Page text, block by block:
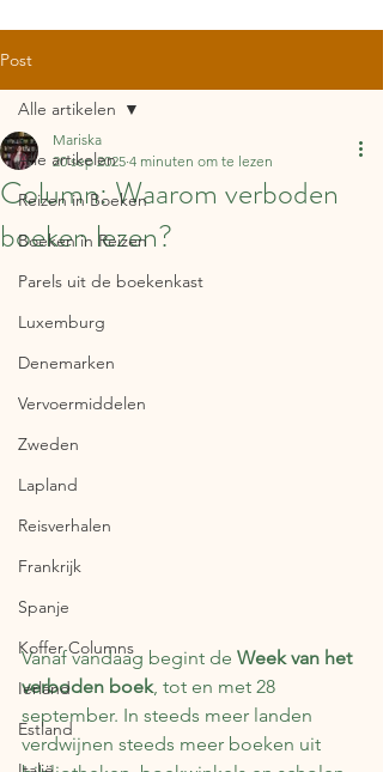
Post
Alle artikelen
Reizen in Boeken
Boeken in Reizen
Parels uit de boekenkast
Luxemburg
Denemarken
Vervoermiddelen
Zweden
Lapland
Reisverhalen
Frankrijk
Spanje
Koffer Columns
Ierland
Estland
Alle artikelen
Column: Waarom verboden
boeken lezen?
Mariska
20 sep 2025 4 minuten om te lezen
Vanaf vandaag begint de Week van het
verboden boek, tot en met 28
september. In steeds meer landen
verdwijnen steeds meer boeken uit